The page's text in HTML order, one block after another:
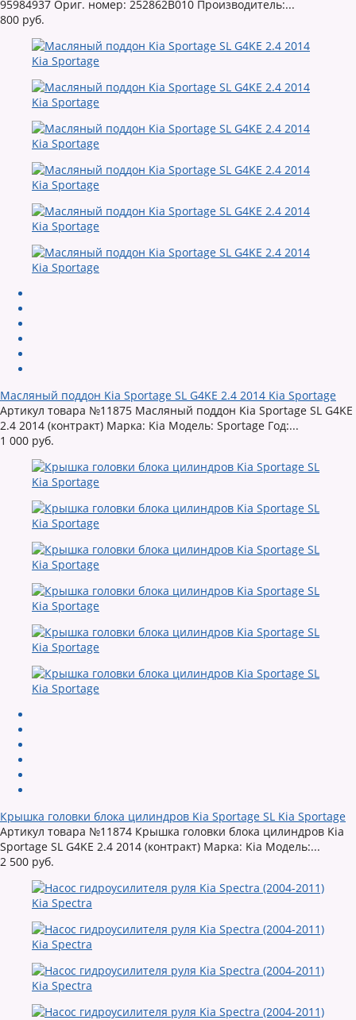
95984937 Ориг. номер: 252862B010 Производитель:...
800 руб.
Масляный поддон Kia Sportage SL G4KE 2.4 2014 Kia Sportage
Артикул товара №11875 Масляный поддон Kia Sportage SL G4KE
2.4 2014 (контракт) Марка: Kia Модель: Sportage Год:...
1 000 руб.
Крышка головки блока цилиндров Kia Sportage SL Kia Sportage
Артикул товара №11874 Крышка головки блока цилиндров Kia
Sportage SL G4KE 2.4 2014 (контракт) Марка: Kia Модель:...
2 500 руб.